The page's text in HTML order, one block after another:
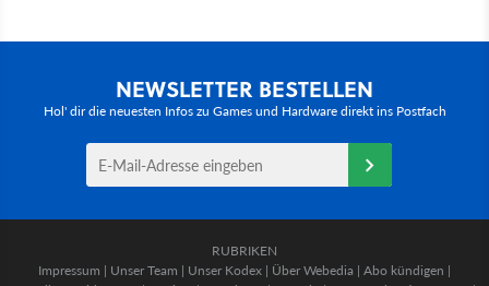
NEWSLETTER BESTELLEN
Hol' dir die neuesten Infos zu Games und Hardware direkt ins Postfach
RUBRIKEN
Impressum | Unser Team | Unser Kodex | Über Webedia | Abo kündigen |